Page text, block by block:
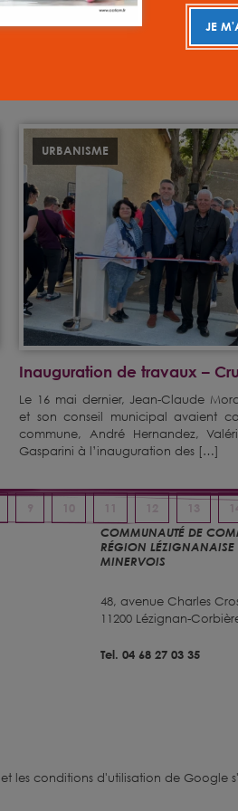
La fête de la musique proposée par
avec la bibliothèque de Coustouge,
la commune, a connu un franc
URBANISME
Inauguration de travaux –
Le 16 mai dernier, Jean-Claude
et son conseil municipal avaient
commune, André Hernandez,
Gasparini à l’inauguration des […]
9 10 11 12 13
COMMUNAUTÉ DE
RÉGION LÉZIGNANAISE
MINERVOIS
48, avenue Charles
11200 Lézignan-
Tel. 04 68 27 03 35
et les conditions d'utilisation de Google
JE